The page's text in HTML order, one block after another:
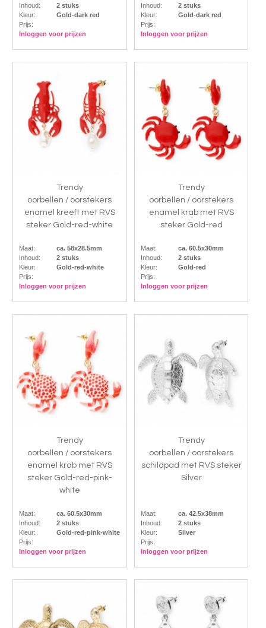
Inhoud:
2 stuks
Kleur:
Gold-dark red
Prijs:
Inloggen voor prijzen
Inhoud:
2 stuks
Kleur:
Gold-dark red
Prijs:
Inloggen voor prijzen
Trendy
oorbellen / oorstekers
enamel kreeft met RVS
steker Gold-red-white
Maat:
ca. 58x28.5mm
Inhoud:
2 stuks
Kleur:
Gold-red-white
Prijs:
Inloggen voor prijzen
Trendy
oorbellen / oorstekers
enamel krab met RVS
steker Gold-red
Maat:
ca. 60.5x30mm
Inhoud:
2 stuks
Kleur:
Gold-red
Prijs:
Inloggen voor prijzen
Trendy
oorbellen / oorstekers
enamel krab met RVS
steker Gold-red-pink-
white
Maat:
ca. 60.5x30mm
Inhoud:
2 stuks
Kleur:
Gold-red-pink-white
Prijs:
Inloggen voor prijzen
Trendy
oorbellen / oorstekers
schildpad met RVS steker
Silver
Maat:
ca. 42.5x38mm
Inhoud:
2 stuks
Kleur:
Silver
Prijs:
Inloggen voor prijzen